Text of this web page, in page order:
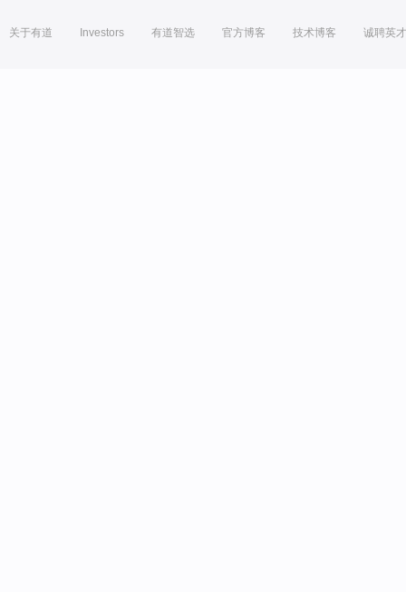
关于有道 Investors 有道智选 官方博客 技术博客 诚聘英才